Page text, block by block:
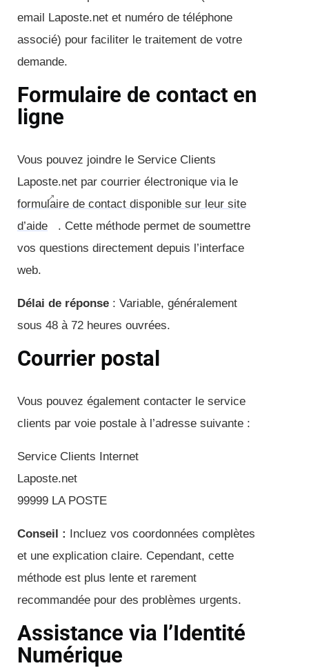
email Laposte.net et numéro de téléphone
associé) pour faciliter le traitement de votre
demande.
Formulaire de contact en
ligne
Vous pouvez joindre le Service Clients
Laposte.net par courrier électronique via le
formulaire de contact disponible sur leur site
d’aide
. Cette méthode permet de soumettre
vos questions directement depuis l’interface
web.
Délai de réponse : Variable, généralement
sous 48 à 72 heures ouvrées.
Courrier postal
Vous pouvez également contacter le service
clients par voie postale à l’adresse suivante :
Service Clients Internet
Laposte.net
99999 LA POSTE
Conseil : Incluez vos coordonnées complètes
et une explication claire. Cependant, cette
méthode est plus lente et rarement
recommandée pour des problèmes urgents.
Assistance via l’Identité
Numérique